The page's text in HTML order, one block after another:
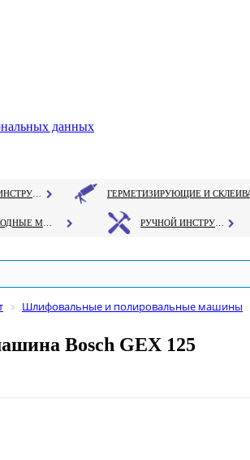
данных
Шлифовальные и полировальные машины
Bosch GEX 125